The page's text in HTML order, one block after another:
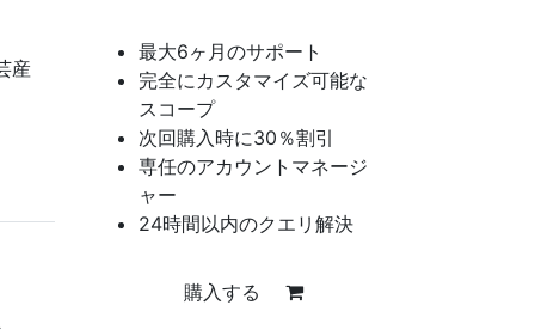
産
最大6ヶ月のサポート
完全にカスタマイズ可能な
スコープ
次回購入時に30％割引
専任のアカウントマネージ
ャー
24時間以内のクエリ解決
購入する